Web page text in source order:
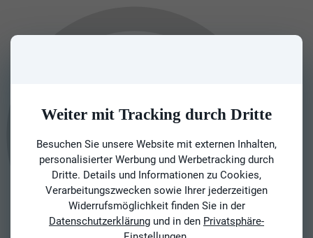
Weiter mit Tracking durch Dritte
Besuchen Sie unsere Website mit externen Inhalten,
personalisierter Werbung und Werbetracking durch
Dritte. Details und Informationen zu Cookies,
Verarbeitungszwecken sowie Ihrer jederzeitigen
Widerrufsmöglichkeit finden Sie in der
Datenschutzerklärung und in den Privatsphäre-